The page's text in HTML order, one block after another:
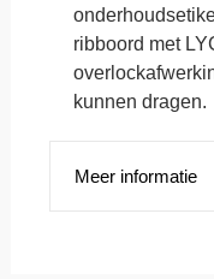
ribboord met
kunnen dragen.
Meer informatie